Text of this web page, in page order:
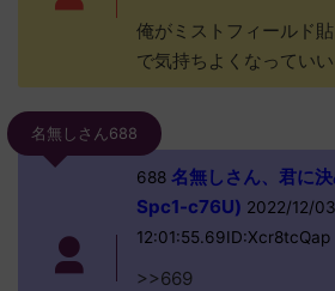
俺がミストフィールド
で気持ちよくなってい
名無しさん688
688名無しさん、君に
Spc1-c76U) 2022/12/
12:01:55.69ID:Xcr8tcQap
>>669